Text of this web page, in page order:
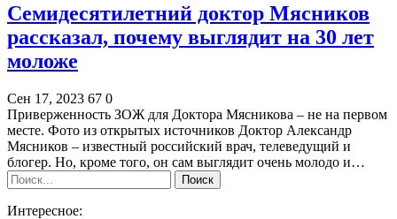
Семидесятилетний доктор Мясников
рассказал, почему выглядит на 30 лет
моложе
Сен 17, 2023 67 0
Приверженность ЗОЖ для Доктора Мясникова – не на первом
месте. Фото из открытых источников Доктор Александр
Мясников – известный российский врач, телеведущий и
блогер. Но, кроме того, он сам выглядит очень молодо и…
Интересное: